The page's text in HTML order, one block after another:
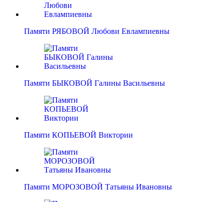
Памяти РЯБОВОЙ Любови Евлампиевны
Памяти БЫКОВОЙ Галины Васильевны
Памяти КОПЬЕВОЙ Виктории
Памяти МОРОЗОВОЙ Татьяны Ивановны